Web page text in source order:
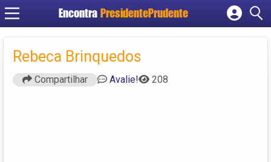
Encontra PresidentePrudente
Cadastrar empresa
Criar conta
Rebeca Brinquedos
Compartilhar Avalie! 208